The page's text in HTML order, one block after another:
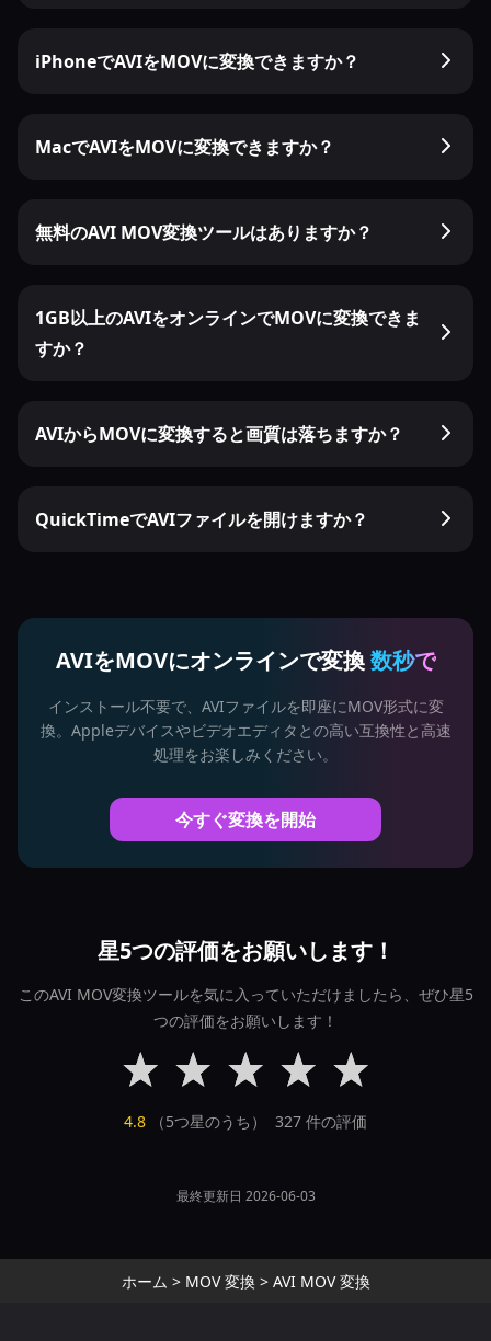
iPhoneでAVIをMOVに変換できますか？
MacでAVIをMOVに変換できますか？
無料のAVI MOV変換ツールはありますか？
1GB以上のAVIをオンラインでMOVに変換できま
すか？
AVIからMOVに変換すると画質は落ちますか？
QuickTimeでAVIファイルを開けますか？
AVIをMOVにオンラインで変換数秒で
インストール不要で、AVIファイルを即座にMOV形式に変
換。Appleデバイスやビデオエディタとの高い互換性と高速
処理をお楽しみください。
今すぐ変換を開始
星5つの評価をお願いします！
このAVI MOV変換ツールを気に入っていただけましたら、ぜひ星5
つの評価をお願いします！
4.8 （5つ星のうち） 327 件の評価
最終更新日 2026-06-03
ホーム > MOV 変換> AVI MOV 変換